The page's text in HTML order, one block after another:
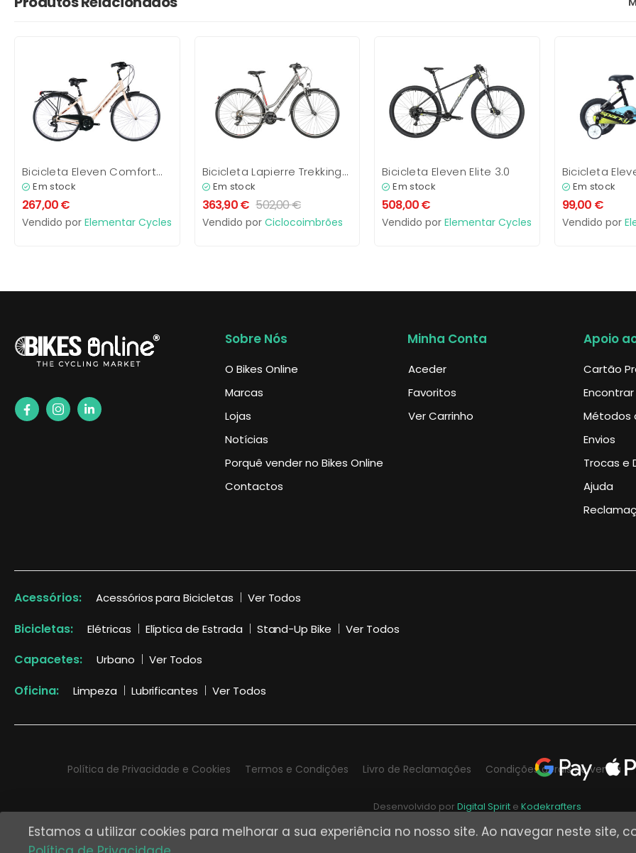
Bicicleta Eleven Comfort
7VEm stock
267,00€
Vendido por Elementar Cycles
Bicicleta Lapierre Trekking
1.0 Senhora
Em stock
363,90€ 502,00€
Vendido por Ciclocoimbrões
Bicicleta Eleven Elite 3.0
Em stock
508,00€
Vendido por Elementar Cycles
Bicicleta
16′Em stock
99,00 €
Vendido por
Sobre Nós
O Bikes Online
Marcas
Lojas
Notícias
Porquê vender no Bikes Online
Contactos
Minha Conta
Aceder
Favoritos
Ver Carrinho
Apoio
Cartão
Métodos
Envios
Trocas e
Ajuda
Acessórios: Acessórios para Bicicletas Ver Todos
Bicicletas: Elétricas Elíptica de Estrada Stand-Up Bike Ver Todos
Capacetes: Urbano Ver Todos
Oficina: Limpeza Lubrificantes Ver Todos
Política de Privacidade e Cookies Termos e Condições Livro de Reclamações Condições gerais de venda
Desenvolvido por Digital Spirite Kodekrafters
Estamos a utilizar cookies para melhorar a sua experiência no nosso site. Ao navegar neste site,